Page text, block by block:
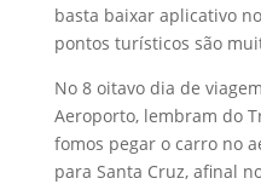
basta baixar aplicativo
pontos turísticos são
No 8 oitavo dia de
Aeroporto, lembram do
fomos pegar o carro no
para Santa Cruz, afinal